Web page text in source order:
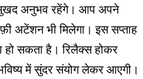
अनुभव रहेंगे। आप अपने
अटेंशन भी मिलेगा। इस सप्ताह
हो सकता है। रिलैक्स होकर
में सुंदर संयोग लेकर आएगी।